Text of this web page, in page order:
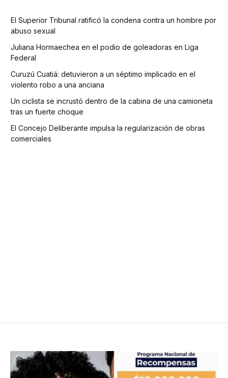
El Superior Tribunal ratificó la condena contra un hombre por
abuso sexual
Juliana Hormaechea en el podio de goleadoras en Liga
Federal
Curuzú Cuatiá: detuvieron a un séptimo implicado en el
violento robo a una anciana
Un ciclista se incrustó dentro de la cabina de una camioneta
tras un fuerte choque
El Concejo Deliberante impulsa la regularización de obras
comerciales